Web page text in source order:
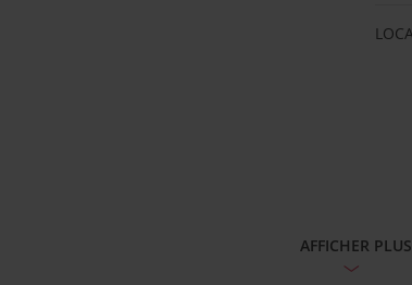
AFFICHER PLUS